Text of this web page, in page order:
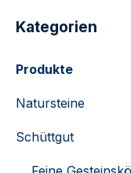
Kategorien
Produkte
Natursteine
Schüttgut